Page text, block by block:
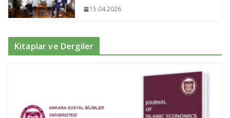
15.04.2026
Kitaplar ve Dergiler